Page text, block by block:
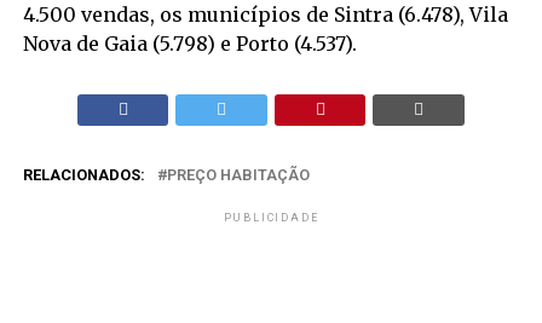
4.500 vendas, os municípios de Sintra (6.478), Vila
Nova de Gaia (5.798) e Porto (4.537).
RELACIONADOS: PREÇO HABITAÇÃO
PUBLICIDADE